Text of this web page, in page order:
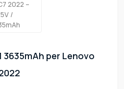
3635mAh per Lenovo